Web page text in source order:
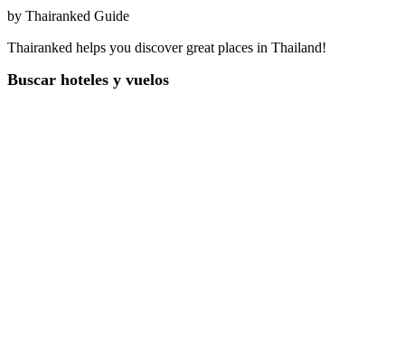
by Thairanked Guide
Thairanked helps you discover great places in Thailand!
Buscar hoteles y vuelos